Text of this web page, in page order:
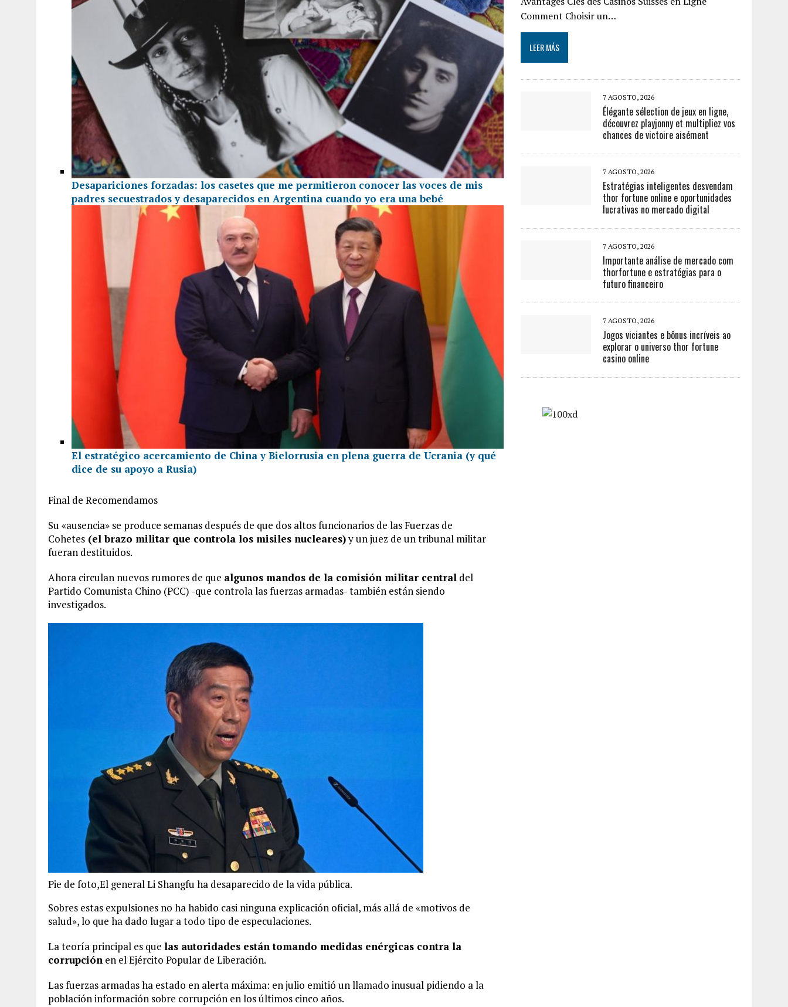
Desapariciones forzadas: los casetes que me permitieron conocer las voces de mis
padres secuestrados y desaparecidos en Argentina cuando yo era una bebé
El estratégico acercamiento de China y Bielorrusia en plena guerra de Ucrania (y qué
dice de su apoyo a Rusia)
Final de Recomendamos
Su «ausencia» se produce semanas después de que dos altos funcionarios de las Fuerzas de
Cohetes (el brazo militar que controla los misiles nucleares)y un juez de un tribunal militar
fueran destituidos.
Ahora circulan nuevos rumores de que algunos mandos de la comisión militar central del
Partido Comunista Chino (PCC) -que controla las fuerzas armadas- también están siendo
investigados.
Pie de foto,El general Li Shangfu ha desaparecido de la vida pública.
Sobres estas expulsiones no ha habido casi ninguna explicación oficial, más allá de «motivos de
salud», lo que ha dado lugar a todo tipo de especulaciones.
La teoría principal es que las autoridades están tomando medidas enérgicas contra la
corrupción en el Ejército Popular de Liberación.
Las fuerzas armadas ha estado en alerta máxima: en julio emitió un llamado inusual pidiendo a la
población información sobre corrupción en los últimos cinco años.
Comment Choisir un…
LEER MÁS
7 AGOSTO, 2026
Élégante sélection de jeux en ligne,
découvrez playjonny et multipliez vos
chances de victoire aisément
7 AGOSTO, 2026
Estratégias inteligentes desvendam
thor fortune online e oportunidades
lucrativas no mercado digital
7 AGOSTO, 2026
Importante análise de mercado com
thorfortune e estratégias para o
futuro financeiro
7 AGOSTO, 2026
Jogos viciantes e bônus incríveis ao
explorar o universo thor fortune
casino online